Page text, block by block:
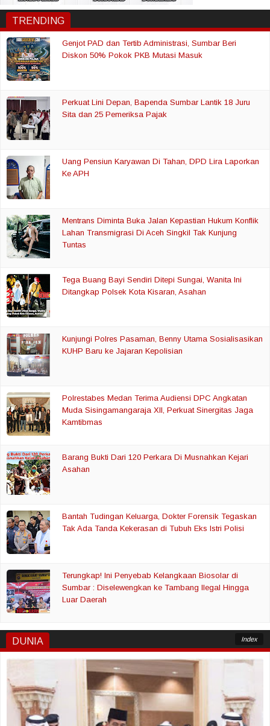
TRENDING
Genjot PAD dan Tertib Administrasi, Sumbar Beri
Diskon 50% Pokok PKB Mutasi Masuk
Perkuat Lini Depan, Bapenda Sumbar Lantik 18 Juru
Sita dan 25 Pemeriksa Pajak
Uang Pensiun Karyawan Di Tahan, DPD Lira Laporkan
Ke APH
Mentrans Diminta Buka Jalan Kepastian Hukum Konflik
Lahan Transmigrasi Di Aceh Singkil Tak Kunjung
Tuntas
Tega Buang Bayi Sendiri Ditepi Sungai, Wanita Ini
Ditangkap Polsek Kota Kisaran, Asahan
Kunjungi Polres Pasaman, Benny Utama Sosialisasikan
KUHP Baru ke Jajaran Kepolisian
Polrestabes Medan Terima Audiensi DPC Angkatan
Muda Sisingamangaraja XII, Perkuat Sinergitas Jaga
Kamtibmas
Barang Bukti Dari 120 Perkara Di Musnahkan Kejari
Asahan
Bantah Tudingan Keluarga, Dokter Forensik Tegaskan
Tak Ada Tanda Kekerasan di Tubuh Eks Istri Polisi
Terungkap! Ini Penyebab Kelangkaan Biosolar di
Sumbar : Diselewengkan ke Tambang Ilegal Hingga
Luar Daerah
DUNIA Index